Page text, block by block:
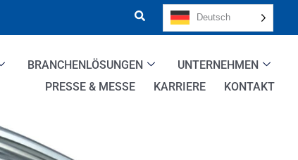
Deutsch
BRANCHENLÖSUNGEN
UNTERNEHMEN
PRESSE & MESSE
KARRIERE KONTAKT